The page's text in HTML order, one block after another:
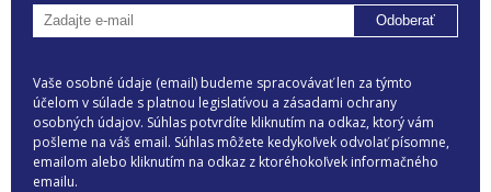
Odoberať
Vaše osobné údaje (email) budeme spracovávať len za týmto
účelom v súlade s platnou legislatívou a zásadami ochrany
osobných údajov. Súhlas potvrdíte kliknutím na odkaz, ktorý vám
pošleme na váš email. Súhlas môžete kedykoľvek odvolať písomne,
emailom alebo kliknutím na odkaz z ktoréhokoľvek informačného
emailu.